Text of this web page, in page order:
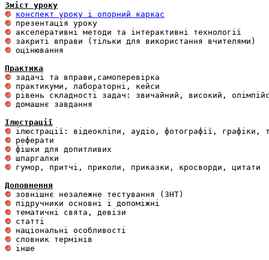
Зміст уроку
конспект уроку і опорний каркас
оцінювання
Практика
домашнє завдання
Ілюстрації
гумор, притчі, приколи, приказки, кросворди, цитати
Доповнення
інше